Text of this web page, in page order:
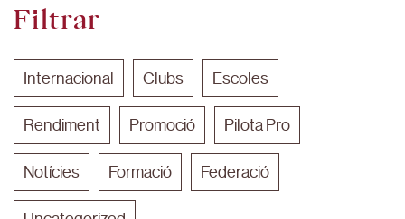
Filtrar
Internacional Clubs Escoles
Rendiment Promoció Pilota Pro
Notícies Formació Federació